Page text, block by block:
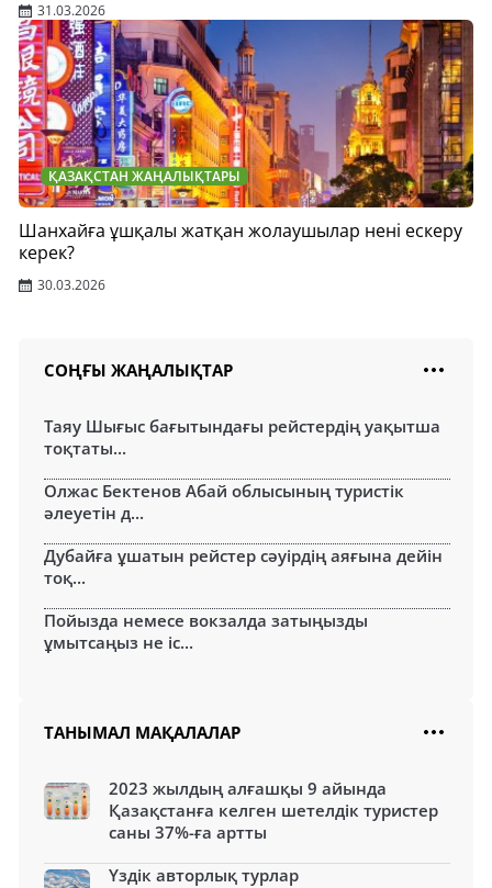
31.03.2026
ҚАЗАҚСТАН ЖАҢАЛЫҚТАРЫ
Шанхайға ұшқалы жатқан жолаушылар нені ескеру
керек?
30.03.2026
СОҢҒЫ ЖАҢАЛЫҚТАР
Таяу Шығыс бағытындағы рейстердің уақытша
тоқтаты...
Олжас Бектенов Абай облысының туристік
әлеуетін д...
Дубайға ұшатын рейстер сәуірдің аяғына дейін
тоқ...
Пойызда немесе вокзалда затыңызды
ұмытсаңыз не іс...
ТАНЫМАЛ МАҚАЛАЛАР
2023 жылдың алғашқы 9 айында
Қазақстанға келген шетелдік туристер
саны 37%-ға артты
Үздік авторлық турлар